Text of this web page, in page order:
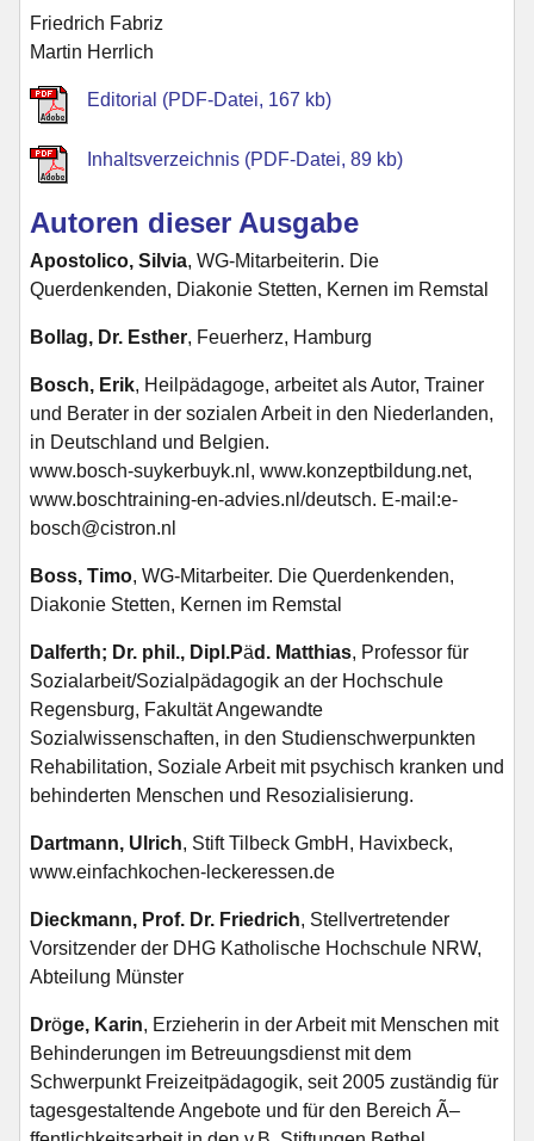
Friedrich Fabriz
Martin Herrlich
Editorial (PDF-Datei, 167 kb)
Inhaltsverzeichnis (PDF-Datei, 89 kb)
Autoren dieser Ausgabe
Apostolico, Silvia, WG-Mitarbeiterin. Die
Querdenkenden, Diakonie Stetten, Kernen im Remstal
Bollag, Dr. Esther, Feuerherz, Hamburg
Bosch, Erik, Heilpädagoge, arbeitet als Autor, Trainer
und Berater in der sozialen Arbeit in den Niederlanden,
in Deutschland und Belgien.
www.bosch-suykerbuyk.nl, www.konzeptbildung.net,
www.boschtraining-en-advies.nl/deutsch. E-mail:e-
bosch@cistron.nl
Boss, Timo, WG-Mitarbeiter. Die Querdenkenden,
Diakonie Stetten, Kernen im Remstal
Dalferth; Dr. phil., Dipl.Päd. Matthias, Professor für
Sozialarbeit/Sozialpädagogik an der Hochschule
Regensburg, Fakultät Angewandte
Sozialwissenschaften, in den Studienschwerpunkten
Rehabilitation, Soziale Arbeit mit psychisch kranken und
behinderten Menschen und Resozialisierung.
Dartmann, Ulrich, Stift Tilbeck GmbH, Havixbeck,
www.einfachkochen-leckeressen.de
Dieckmann, Prof. Dr. Friedrich, Stellvertretender
Vorsitzender der DHG Katholische Hochschule NRW,
Abteilung Münster
Dröge, Karin, Erzieherin in der Arbeit mit Menschen mit
Behinderungen im Betreuungsdienst mit dem
Schwerpunkt Freizeitpädagogik, seit 2005 zuständig für
tagesgestaltende Angebote und für den Bereich Ã–